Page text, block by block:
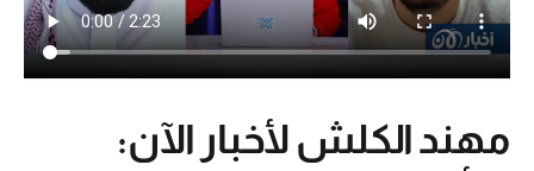
مهند الكلش لأخبار الآن: